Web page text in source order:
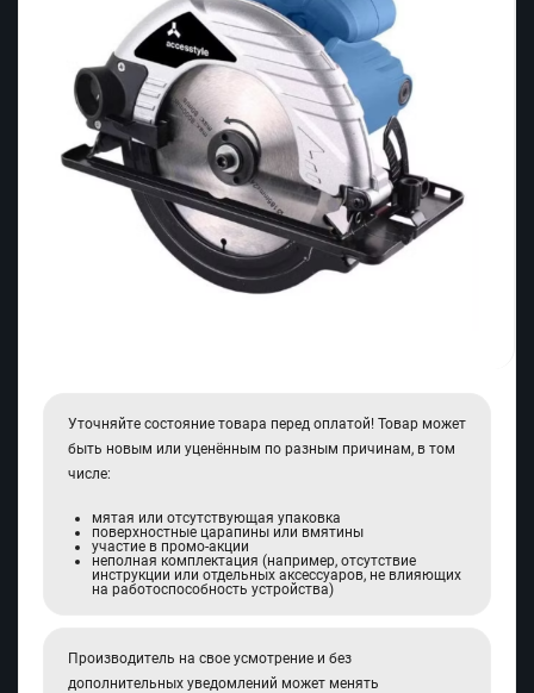
Уточняйте состояние товара перед оплатой! Товар может
быть новым или уценённым по разным причинам, в том
числе:
мятая или отсутствующая упаковка
поверхностные царапины или вмятины
участие в промо-акции
неполная комплектация (например, отсутствие
инструкции или отдельных аксессуаров, не влияющих
на работоспособность устройства)
Производитель на свое усмотрение и без
дополнительных уведомлений может менять